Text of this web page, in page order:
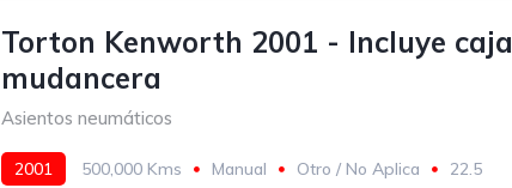
Torton Kenworth 2001 - Incluye caja
mudancera
Asientos neumáticos
2001 500,000 Kms Manual Otro / No Aplica
22.5